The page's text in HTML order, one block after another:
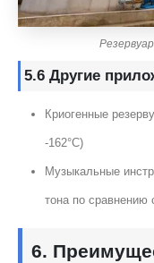
5.6 Другие
Криогенные
-162°С)
Музыкальные
тона по сравнению
6.